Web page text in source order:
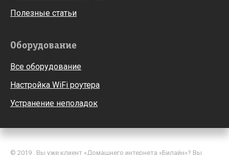
Полезные статьи
Оборудование
Все оборудование
Настройка WiFi роутера
Устранение неполадок
© 2019 . Вы уже клиент «Домашнего интернета «Билайн»? Вы